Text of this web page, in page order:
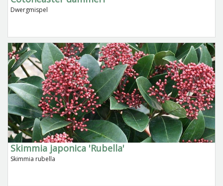
Dwergmispel
Skimmia japonica 'Rubella'
Skimmia rubella